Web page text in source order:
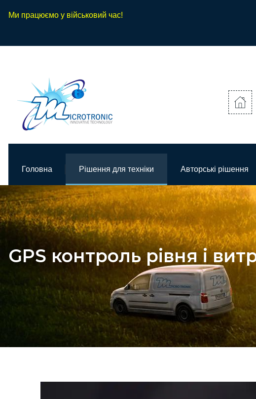
Ми працюємо у військовий час!
Головна Рішення для техніки Авторські рішення
GPS контроль рівня і